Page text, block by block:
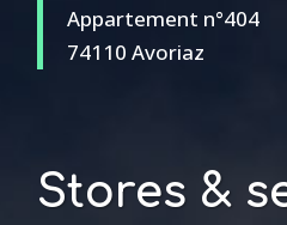
Appartement n°404
74110 Avoriaz
Stores &